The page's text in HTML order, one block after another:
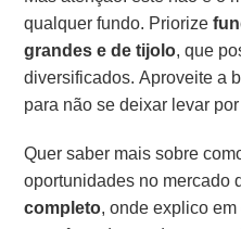
qualquer fundo. Priorize
grandes e de tijolo, que
diversificados. Aproveite a
para não se deixar levar
Quer saber mais sobre
oportunidades no mercado
completo, onde explico